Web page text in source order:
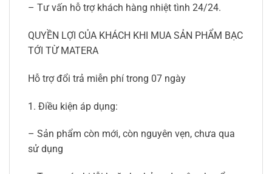
– Tư vấn hỗ trợ khách hàng nhiệt tình 24/24.
QUYỀN LỢI CỦA KHÁCH KHI MUA SẢN PHẨM BẠC
TỚI TỪ MATERA
Hỗ trợ đổi trả miễn phí trong 07 ngày
1. Điều kiện áp dụng:
– Sản phẩm còn mới, còn nguyên vẹn, chưa qua
sử dụng